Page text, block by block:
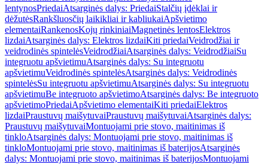
lentynosPriedaiAtsarginės dalys: PriedaiStalčių įdėklai ir
dėžutėsRankšluosčių laikikliai ir kabliukaiApšvietimo
elementaiRankenosKojų rinkiniaiMagnetinės lentosElektros
lizdaiAtsarginės dalys: Elektros lizdaiKiti priedaiVeidrodžiai ir
veidrodinės spintelėsVeidrodžiaiAtsarginės dalys: VeidrodžiaiSu
integruotu apšvietimuAtsarginės dalys: Su integruotu
apšvietimuVeidrodinės spintelėsAtsarginės dalys: Veidrodinės
spintelėsSu integruotu apšvietimuAtsarginės dalys: Su integruotu
apšvietimuBe integruoto apšvietimoAtsarginės dalys: Be integruoto
apšvietimoPriedaiApšvietimo elementaiKiti priedaiElektros
lizdaiPraustuvų maišytuvaiPraustuvų maišytuvaiAtsarginės dalys:
Praustuvų maišytuvaiMontuojami prie stovo, maitinimas iš
tinkloAtsarginės dalys: Montuojami prie stovo, maitinimas iš
tinkloMontuojami prie stovo, maitinimas iš baterijosAtsarginės
dalys: Montuojami prie stovo, maitinimas iš baterijosMontuojami